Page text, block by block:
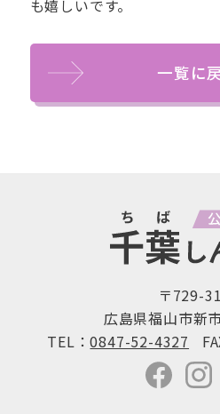
も嬉しいです。
一覧に
〒729-
広島県福山市新
TEL：0847-52-4327